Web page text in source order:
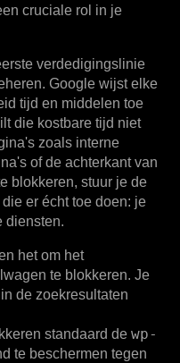
cruciale rol in je
verdedigingslinie
Google wijst elke
tijd en middelen toe
die kostbare tijd niet
zoals interne
of de achterkant van
blokkeren, stuur je de
er écht toe doen: je
diensten.
het om het
te blokkeren. Je
de zoekresultaten
standaard de wp-
te beschermen tegen